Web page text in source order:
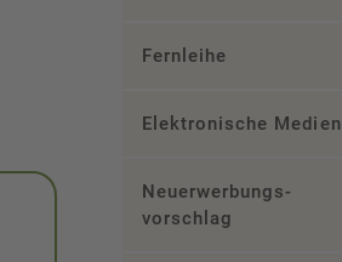
Fernleihe
Elektronische Medien
Neuerwerbungs­
vorschlag